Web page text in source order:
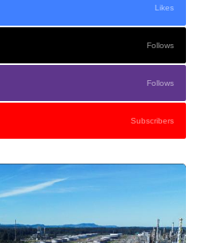
Likes
Follows
Follows
Subscribers